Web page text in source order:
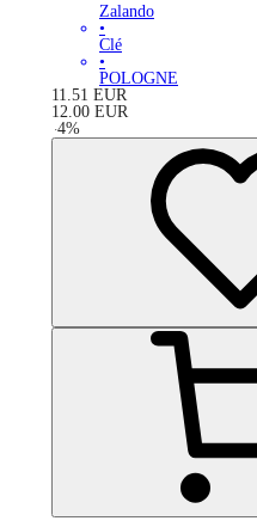
Zalando
•
Clé
•
POLOGNE
11.51 EUR
12.00 EUR
-4%